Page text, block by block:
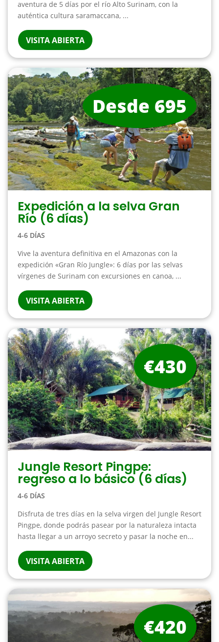
aventura de 5 días por el río Alto Surinam, con la
auténtica cultura saramaccana, ...
VISITA ABIERTA
Expedición a la selva Gran
Río (6 días)
4-6 DÍAS
Vive la aventura definitiva en el Amazonas con la
expedición «Gran Río Jungle»: 6 días por las selvas
vírgenes de Surinam con excursiones en canoa, ...
VISITA ABIERTA
Desde 695
Jungle Resort Pingpe:
regreso a lo básico (6 días)
4-6 DÍAS
Disfruta de tres días en la selva virgen del Jungle Resort
Pingpe, donde podrás pasear por la naturaleza intacta
hasta llegar a un arroyo secreto y pasar la noche en...
VISITA ABIERTA
€430
€420